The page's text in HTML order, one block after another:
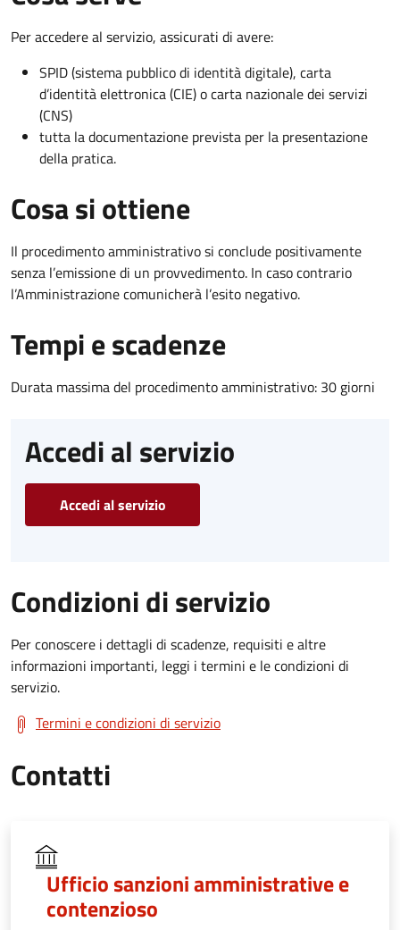
Per accedere al servizio, assicurati di avere:
SPID (sistema pubblico di identità digitale), carta
d’identità elettronica (CIE) o carta nazionale dei servizi
(CNS)
tutta la documentazione prevista per la presentazione
della pratica.
Cosa si ottiene
Il procedimento amministrativo si conclude positivamente
senza l’emissione di un provvedimento. In caso contrario
l’Amministrazione comunicherà l’esito negativo.
Tempi e scadenze
Durata massima del procedimento amministrativo: 30 giorni
Accedi al servizio
Accedi al servizio
Condizioni di servizio
Per conoscere i dettagli di scadenze, requisiti e altre
informazioni importanti, leggi i termini e le condizioni di
servizio.
Termini e condizioni di servizio
Contatti
Ufficio sanzioni amministrative e
contenzioso